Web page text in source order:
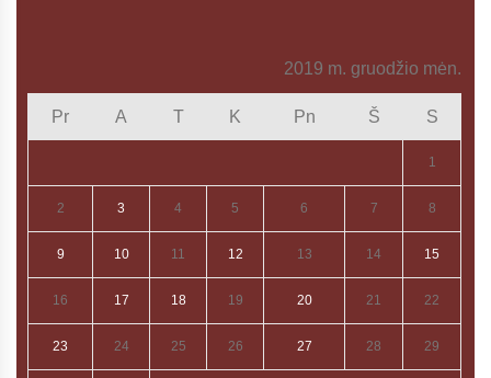
2019 m. gruodžio mėn.
Pr A T K Pn Š S
1
2 3 4 5 6 7 8
9 10 11 12 13 14 15
16 17 18 19 20 21 22
23 24 25 26 27 28 29